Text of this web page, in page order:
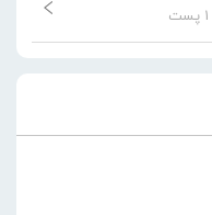
1 پست